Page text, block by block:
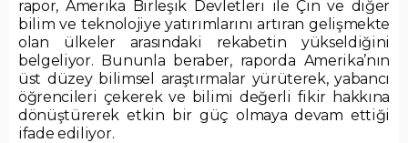
rapor, Amerika Birleşik Devletleri ile Çin ve diğer
bilim ve teknolojiye yatırımlarını artıran gelişmekte
olan ülkeler arasındaki rekabetin yükseldiğini
belgeliyor. Bununla beraber, raporda Amerika’nın
üst düzey bilimsel araştırmalar yürüterek, yabancı
öğrencileri çekerek ve bilimi değerli fikir hakkına
dönüştürerek etkin bir güç olmaya devam ettiği
ifade ediliyor.